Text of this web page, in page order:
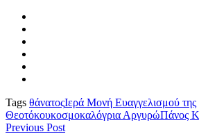
Tags θάνατοςΙερά Μονή Ευαγγελισμού της
Θεοτόκουκοσμοκαλόγρια ΑργυρώΠάνος
Previous Post